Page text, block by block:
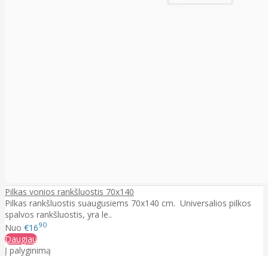
Pilkas vonios rankšluostis 70x140
Pilkas rankšluostis suaugusiems 70x140 cm. Universalios pilkos
spalvos rankšluostis, yra le..
Nuo €1690
Daugiau
Į palyginimą